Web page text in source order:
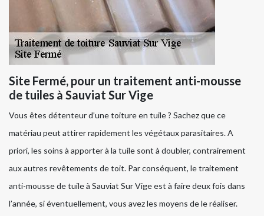
Site Fermé, pour un traitement anti-mousse
de tuiles à Sauviat Sur Vige
Vous êtes détenteur d’une toiture en tuile ? Sachez que ce
matériau peut attirer rapidement les végétaux parasitaires. A
priori, les soins à apporter à la tuile sont à doubler, contrairement
aux autres revêtements de toit. Par conséquent, le traitement
anti-mousse de tuile à Sauviat Sur Vige est à faire deux fois dans
l’année, si éventuellement, vous avez les moyens de le réaliser.